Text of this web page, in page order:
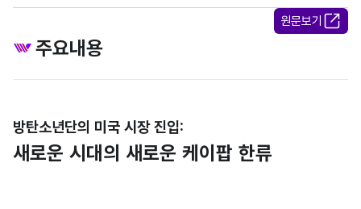
원문보기
주요내용
방탄소년단의 미국 시장 진입:
새로운 시대의 새로운 케이팝 한류